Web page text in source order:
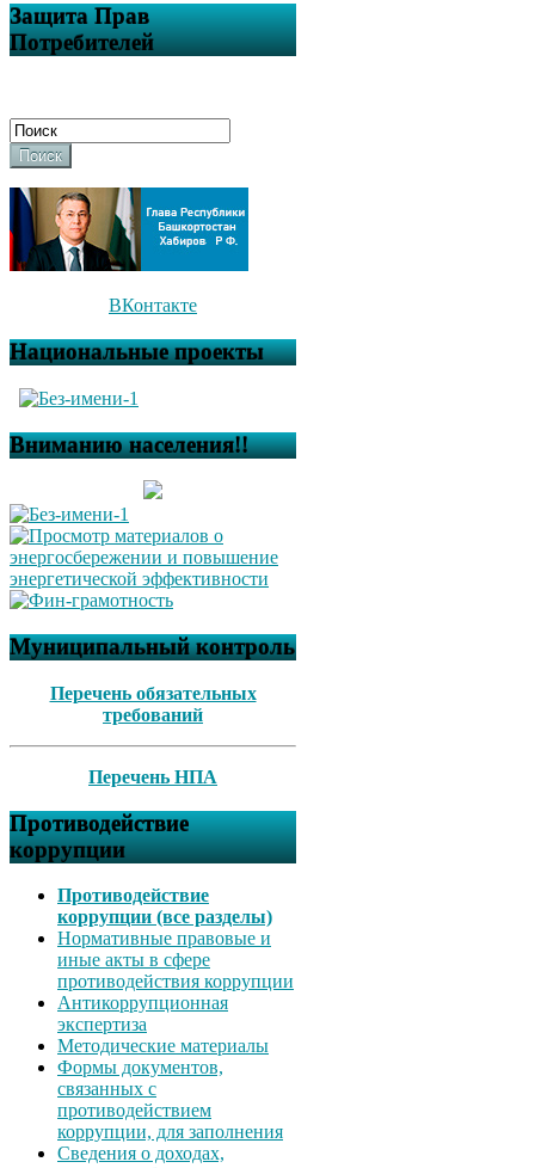
Защита Прав
Потребителей
Поиск
ВКонтакте
Национальные проекты
Вниманию населения!!
Муниципальный контроль
Перечень обязательных
требований
Перечень НПА
Противодействие
коррупции
Противодействие
коррупции (все разделы)
Нормативные правовые и
иные акты в сфере
противодействия коррупции
Антикоррупционная
экспертиза
Методические материалы
Формы документов,
связанных с
противодействием
коррупции, для заполнения
Сведения о доходах,